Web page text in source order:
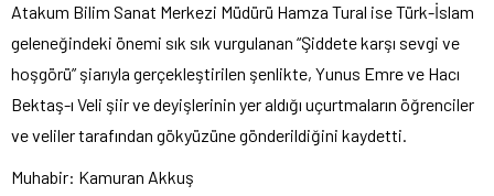
Atakum Bilim Sanat Merkezi Müdürü Hamza Tural ise Türk-İslam
geleneğindeki önemi sık sık vurgulanan “Şiddete karşı sevgi ve
hoşgörü” şiarıyla gerçekleştirilen şenlikte, Yunus Emre ve Hacı
Bektaş-ı Veli şiir ve deyişlerinin yer aldığı uçurtmaların öğrenciler
ve veliler tarafından gökyüzüne gönderildiğini kaydetti.
Muhabir: Kamuran Akkuş